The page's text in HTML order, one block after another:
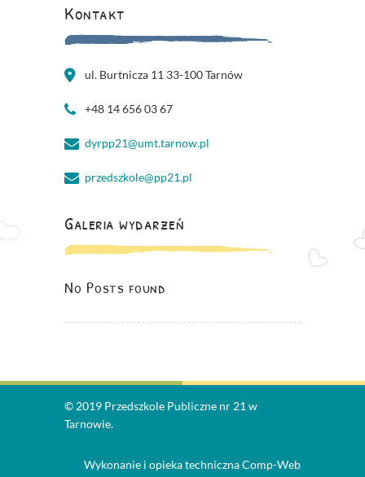
Kontakt
ul. Burtnicza 11 33-100 Tarnów
+48 14 656 03 67
dyrpp21@umt.tarnow.pl
przedszkole@pp21.pl
Galeria wydarzeń
No Posts found
© 2019 Przedszkole Publiczne nr 21 w
Tarnowie.
Wykonanie i opieka technicznaComp-Web